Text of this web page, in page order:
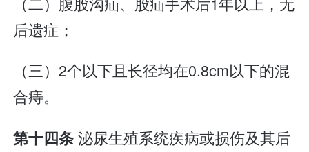
后遗症；
（三）2个以下且长径均在0.8cm以下的混
合痔。
第十四条泌尿生殖系统疾病或损伤及其后